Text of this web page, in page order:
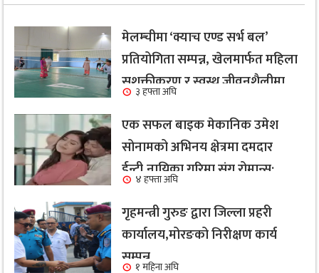
मेलम्चीमा ‘क्याच एण्ड सर्भ बल’
प्रतियोगिता सम्पन्न, खेलमार्फत महिला
सशक्तीकरण र स्वस्थ जीवनशैलीमा
जोड
३ हफ्ता अघि
एक सफल बाइक मेकानिक उमेश
सोनामको अभिनय क्षेत्रमा दमदार
ईन्ट्री,नायिका गरिमा संग रोमान्स:
हेर्नुहोस भिडियो ।
४ हफ्ता अघि
गृहमन्त्री गुरुङ द्वारा जिल्ला प्रहरी
कार्यालय,मोरङको निरीक्षण कार्य
सम्पन्न१ महिना अघि